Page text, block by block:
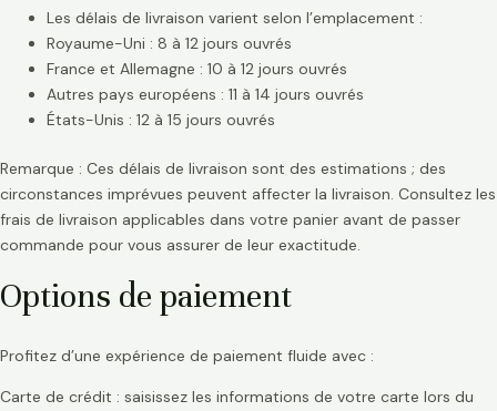
Les délais de livraison varient selon l’emplacement :
Royaume-Uni : 8 à 12 jours ouvrés
France et Allemagne : 10 à 12 jours ouvrés
Autres pays européens : 11 à 14 jours ouvrés
États-Unis : 12 à 15 jours ouvrés
Remarque : Ces délais de livraison sont des estimations ; des
circonstances imprévues peuvent affecter la livraison. Consultez les
frais de livraison applicables dans votre panier avant de passer
commande pour vous assurer de leur exactitude.
Options de paiement
Profitez d’une expérience de paiement fluide avec :
Carte de crédit : saisissez les informations de votre carte lors du